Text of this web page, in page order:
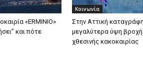
«ERMINIO»
και πότε
Κοινωνία
Στην Αττική
μεγαλύτερα ύψη
χθεσινής κακοκαιρίας